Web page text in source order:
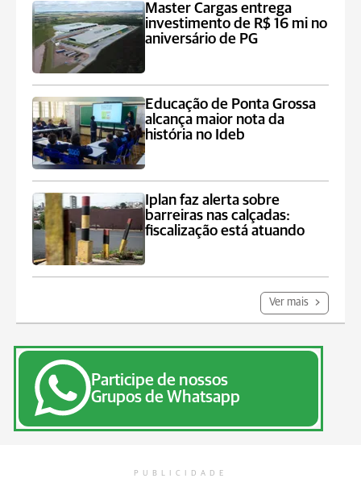
Master Cargas entrega
investimento de R$ 16 mi no
aniversário de PG
Educação de Ponta Grossa
alcança maior nota da
história no Ideb
Iplan faz alerta sobre
barreiras nas calçadas:
fiscalização está atuando
Ver mais
Participe de nossos
Grupos de Whatsapp
PUBLICIDADE